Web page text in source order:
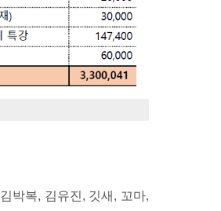
박복, 김유진, 깃새, 꼬마,